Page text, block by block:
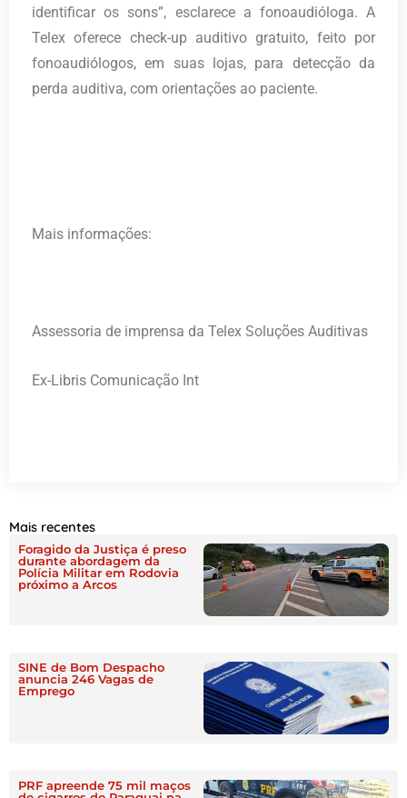
identificar os sons”, esclarece a fonoaudióloga. A
Telex oferece check-up auditivo gratuito, feito por
fonoaudiólogos, em suas lojas, para detecção da
perda auditiva, com orientações ao paciente.
Mais informações:
Assessoria de imprensa da Telex Soluções Auditivas
Ex-Libris Comunicação Int
Mais recentes
Foragido da Justiça é preso
durante abordagem da
Polícia Militar em Rodovia
próximo a Arcos
SINE de Bom Despacho
anuncia 246 Vagas de
Emprego
PRF apreende 75 mil maços